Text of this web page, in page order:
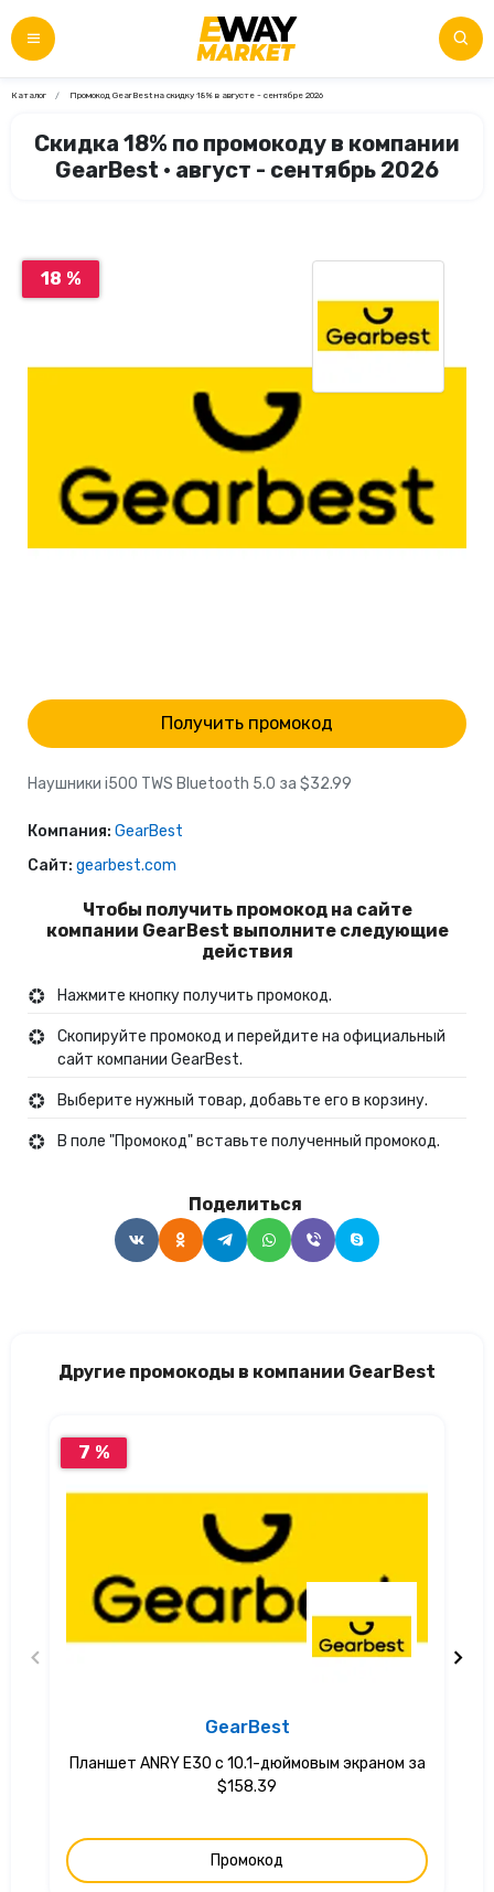
Каталог Промокод GearBest на скидку 18% в августе - сентябре 2026
Скидка 18% по промокоду в компании
GearBest • август - сентябрь 2026
18 %
Получить промокод
Наушники i500 TWS Bluetooth 5.0 за $32.99
Компания: GearBest
Сайт: gearbest.com
Чтобы получить промокод на сайте
компании GearBest выполните следующие
действия
Нажмите кнопку получить промокод.
Скопируйте промокод и перейдите на официальный
сайт компании GearBest.
Выберите нужный товар, добавьте его в корзину.
В поле "Промокод" вставьте полученный промокод.
Поделиться
Другие промокоды в компании GearBest
7 %
GearBest
Планшет ANRY E30 с 10.1-дюймовым экраном за
$158.39
Промокод